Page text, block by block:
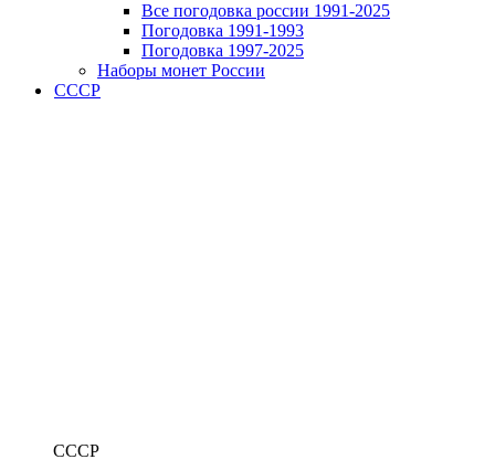
Все погодовка россии 1991-2025
Погодовка 1991-1993
Погодовка 1997-2025
Наборы монет России
СССР
СССР